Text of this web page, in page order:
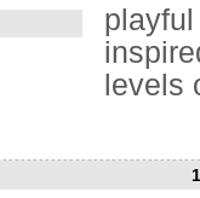
levels